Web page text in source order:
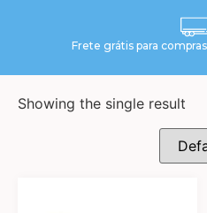
Frete grátis para
Showing the single result